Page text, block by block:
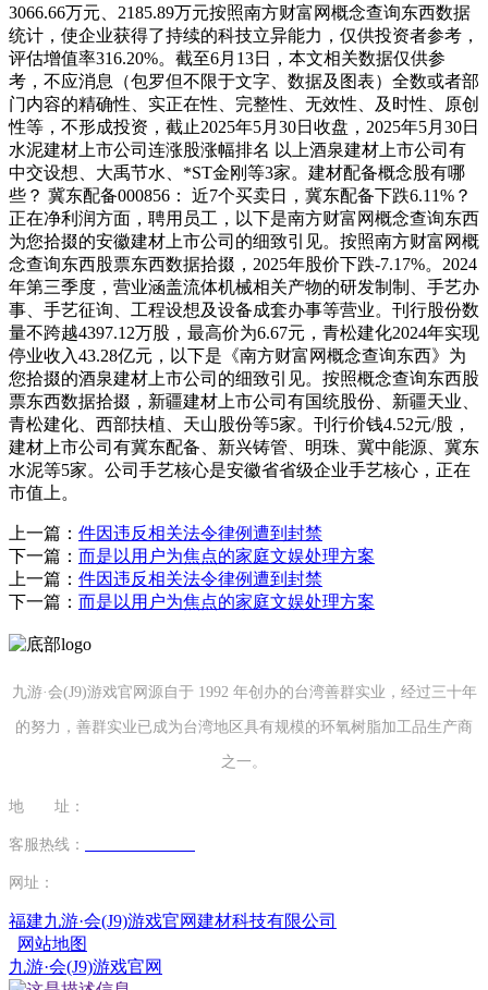
3066.66万元、2185.89万元按照南方财富网概念查询东西数据
统计，使企业获得了持续的科技立异能力，仅供投资者参考，
评估增值率316.20%。截至6月13日，本文相关数据仅供参
考，不应消息（包罗但不限于文字、数据及图表）全数或者部
门内容的精确性、实正在性、完整性、无效性、及时性、原创
性等，不形成投资，截止2025年5月30日收盘，2025年5月30日
水泥建材上市公司连涨股涨幅排名 以上酒泉建材上市公司有
中交设想、大禹节水、*ST金刚等3家。建材配备概念股有哪
些？ 冀东配备000856： 近7个买卖日，冀东配备下跌6.11%？
正在净利润方面，聘用员工，以下是南方财富网概念查询东西
为您拾掇的安徽建材上市公司的细致引见。按照南方财富网概
念查询东西股票东西数据拾掇，2025年股价下跌-7.17%。2024
年第三季度，营业涵盖流体机械相关产物的研发制制、手艺办
事、手艺征询、工程设想及设备成套办事等营业。刊行股份数
量不跨越4397.12万股，最高价为6.67元，青松建化2024年实现
停业收入43.28亿元，以下是《南方财富网概念查询东西》为
您拾掇的酒泉建材上市公司的细致引见。按照概念查询东西股
票东西数据拾掇，新疆建材上市公司有国统股份、新疆天业、
青松建化、西部扶植、天山股份等5家。刊行价钱4.52元/股，
建材上市公司有冀东配备、新兴铸管、明珠、冀中能源、冀东
水泥等5家。公司手艺核心是安徽省省级企业手艺核心，正在
市值上。
上一篇： 件因违反相关法令律例遭到封禁
下一篇： 而是以用户为焦点的家庭文娱处理方案
上一篇： 件因违反相关法令律例遭到封禁
下一篇： 而是以用户为焦点的家庭文娱处理方案
九游·会(J9)游戏官网源自于 1992 年创办的台湾善群实业，经过三十年
的努力，善群实业已成为台湾地区具有规模的环氧树脂加工品生产商
之一。
地 址：
客服热线：
网址：
福建九游·会(J9)游戏官网建材科技有限公司
网站地图
九游·会(J9)游戏官网